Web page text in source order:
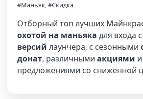
#Маньяк, #Скидка
Отборный топ лучших
охотой на маньяка для входа
версий лаунчера, с сезонными
донат, различными акциями
предложениями со сниженной